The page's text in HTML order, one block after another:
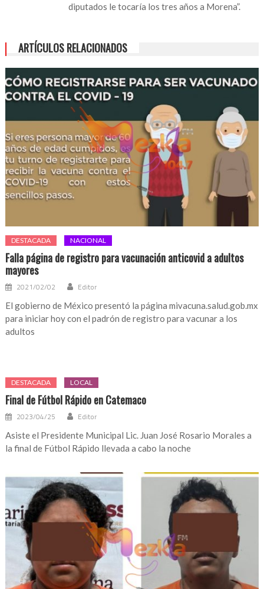
diputados le tocaría los tres años a Morena”.
ARTÍCULOS RELACIONADOS
DESTACADA NACIONAL
Falla página de registro para vacunación anticovid a adultos
mayores
2021/02/02 Editor
El gobierno de México presentó la página mivacuna.salud.gob.mx
para iniciar hoy con el padrón de registro para vacunar a los
adultos
DESTACADA LOCAL
Final de Fútbol Rápido en Catemaco
2023/04/25 Editor
Asiste el Presidente Municipal Lic. Juan José Rosario Morales a
la final de Fútbol Rápido llevada a cabo la noche